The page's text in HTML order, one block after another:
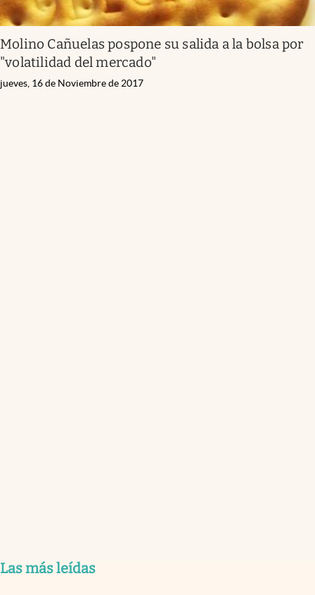
Molino Cañuelas pospone su salida a la bolsa por
"volatilidad del mercado"
jueves, 16 de Noviembre de 2017
Las más leídas